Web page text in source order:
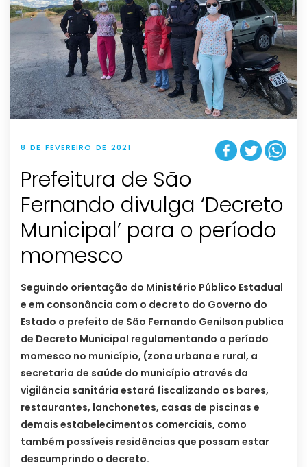
8 DE FEVEREIRO DE 2021
Prefeitura de São
Fernando divulga ‘Decreto
Municipal’ para o período
momesco
Seguindo orientação do Ministério Público Estadual
e em consonância com o decreto do Governo do
Estado o prefeito de São Fernando Genilson publica
de Decreto Municipal regulamentando o período
momesco no município, (zona urbana e rural, a
secretaria de saúde do município através da
vigilância sanitária estará fiscalizando os bares,
restaurantes, lanchonetes, casas de piscinas e
demais estabelecimentos comerciais, como
também possíveis residências que possam estar
descumprindo o decreto.